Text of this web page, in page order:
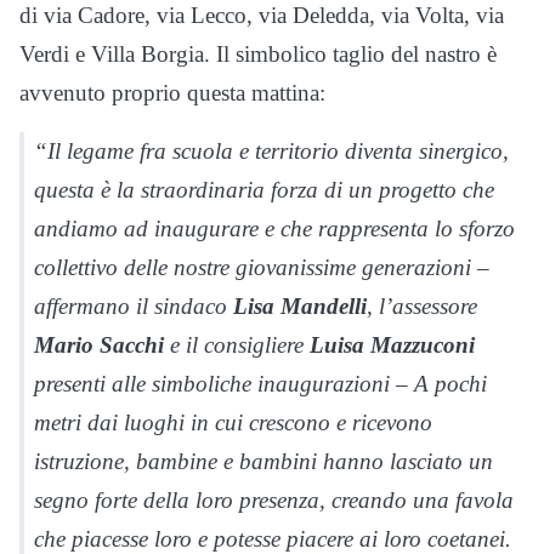
di via Cadore, via Lecco, via Deledda, via Volta, via
Verdi e Villa Borgia. Il simbolico taglio del nastro è
avvenuto proprio questa mattina:
“Il legame fra scuola e territorio diventa sinergico,
questa è la straordinaria forza di un progetto che
andiamo ad inaugurare e che rappresenta lo sforzo
collettivo delle nostre giovanissime generazioni –
affermano il sindaco Lisa Mandelli, l’assessore
Mario Sacchie il consigliere Luisa Mazzuconi
presenti alle simboliche inaugurazioni – A pochi
metri dai luoghi in cui crescono e ricevono
istruzione, bambine e bambini hanno lasciato un
segno forte della loro presenza, creando una favola
che piacesse loro e potesse piacere ai loro coetanei.